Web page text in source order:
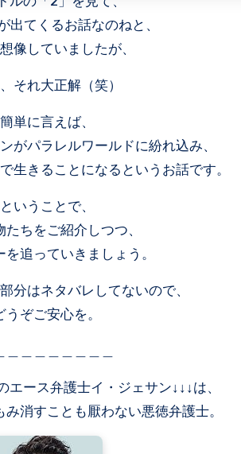
出てくるお話なのねと、
像していましたが、
それ大正解（笑）
簡単に言えば、
がパラレルワールドに紛れ込み、
生きることになるというお話です。
ということで、
たちをご紹介しつつ、
追っていきましょう。
分はネタバレしてないので、
うぞご安心を。
ース弁護士イ・ジェサン↓↓↓は、
消すことも厭わない悪徳弁護士。